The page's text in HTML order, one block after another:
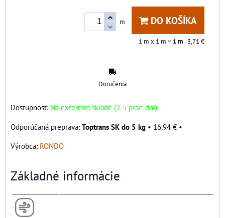
m DO KOŠÍKA
1 m x 1 m = 1m 3,71 €
Doručenia
Dostupnosť: Na externím skladě (2-5 prac. dní)
Toptrans SK do 5 kg • 16,94 € •
Výrobca: RONDO
Základné informácie